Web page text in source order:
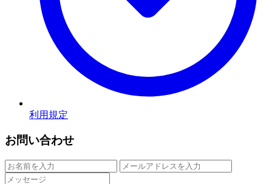
利用規定
お問い合わせ